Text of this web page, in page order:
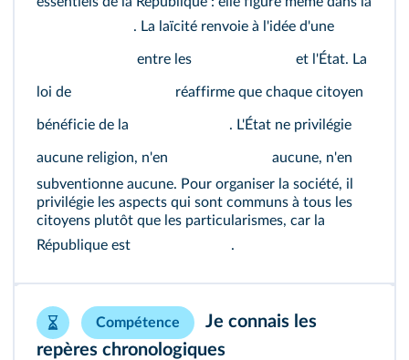
. La laïcité renvoie à l'idée d'une
entre les et l'État. La
loi de réaffirme que chaque citoyen
bénéficie de la . L'État ne privilégie
aucune religion, n'en
aucune, n'en
subventionne aucune. Pour organiser la société, il
privilégie les aspects qui sont communs à tous les
citoyens plutôt que les particularismes, car la
République est
.
Compétence
Je connais les
repères chronologiques